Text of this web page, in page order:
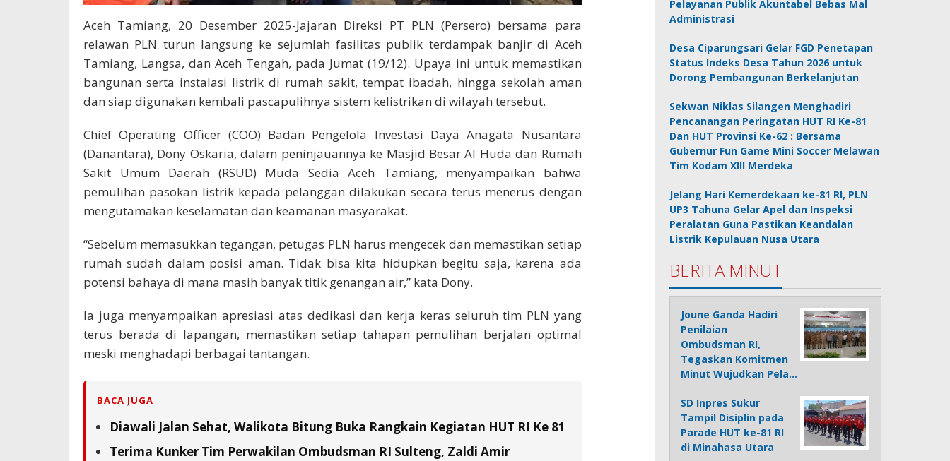
Aceh Tamiang, 20 Desember 2025-Jajaran Direksi PT PLN (Persero) bersama para
relawan PLN turun langsung ke sejumlah fasilitas publik terdampak banjir di Aceh
Tamiang, Langsa, dan Aceh Tengah, pada Jumat (19/12). Upaya ini untuk memastikan
bangunan serta instalasi listrik di rumah sakit, tempat ibadah, hingga sekolah aman
dan siap digunakan kembali pascapulihnya sistem kelistrikan di wilayah tersebut.
Chief Operating Officer (COO) Badan Pengelola Investasi Daya Anagata Nusantara
(Danantara), Dony Oskaria, dalam peninjauannya ke Masjid Besar Al Huda dan Rumah
Sakit Umum Daerah (RSUD) Muda Sedia Aceh Tamiang, menyampaikan bahwa
pemulihan pasokan listrik kepada pelanggan dilakukan secara terus menerus dengan
mengutamakan keselamatan dan keamanan masyarakat.
“Sebelum memasukkan tegangan, petugas PLN harus mengecek dan memastikan setiap
rumah sudah dalam posisi aman. Tidak bisa kita hidupkan begitu saja, karena ada
potensi bahaya di mana masih banyak titik genangan air,” kata Dony.
Ia juga menyampaikan apresiasi atas dedikasi dan kerja keras seluruh tim PLN yang
terus berada di lapangan, memastikan setiap tahapan pemulihan berjalan optimal
meski menghadapi berbagai tantangan.
BACA JUGA
Diawali Jalan Sehat, Walikota Bitung Buka Rangkain Kegiatan HUT RI Ke 81
Terima Kunker Tim Perwakilan Ombudsman RI Sulteng, Zaldi Amir
Pelayanan Publik Akuntabel Bebas Mal
Administrasi
Desa Ciparungsari Gelar FGD Penetapan
Status Indeks Desa Tahun 2026 untuk
Dorong Pembangunan Berkelanjutan
Sekwan Niklas Silangen Menghadiri
Pencanangan Peringatan HUT RI Ke-81
Dan HUT Provinsi Ke-62 : Bersama
Gubernur Fun Game Mini Soccer Melawan
Tim Kodam XIII Merdeka
Jelang Hari Kemerdekaan ke-81 RI, PLN
UP3 Tahuna Gelar Apel dan Inspeksi
Peralatan Guna Pastikan Keandalan
Listrik Kepulauan Nusa Utara
BERITA MINUT
Joune Ganda Hadiri
Penilaian
Ombudsman RI,
Tegaskan Komitmen
Minut Wujudkan Pela…
SD Inpres Sukur
Tampil Disiplin pada
Parade HUT ke-81 RI
di Minahasa Utara